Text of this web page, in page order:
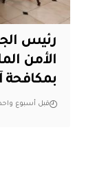
رئيس
الأمن
بمكافحة
قبل أسبوع